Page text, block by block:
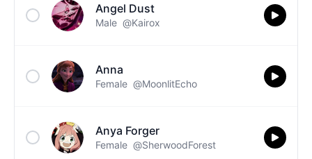
Angel Dust
Male @Kairox
Anna
Female @MoonlitEcho
Anya Forger
Female @SherwoodForest